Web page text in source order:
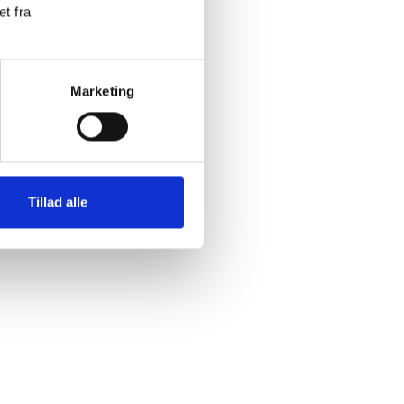
fra
Marketing
Tillad alle
our
end